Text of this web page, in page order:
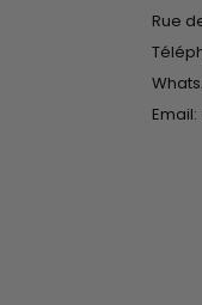
Rue
Email: